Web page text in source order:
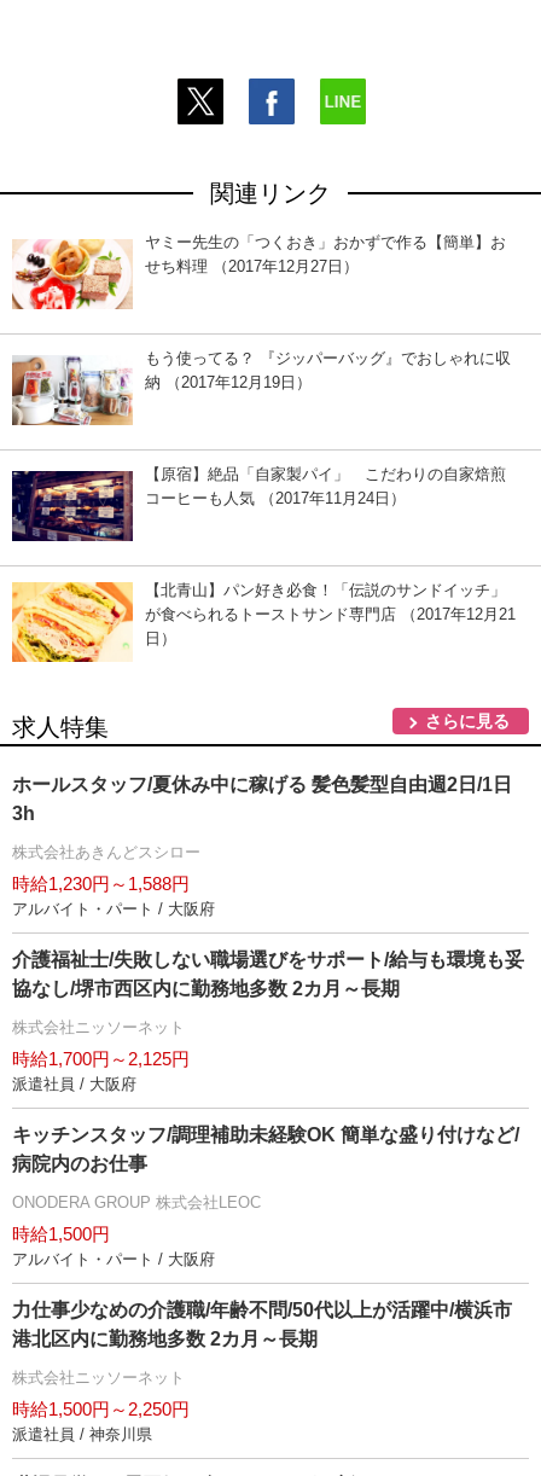
関連リンク
ヤミー先生の「つくおき」おかずで作る【簡単】お
せち料理 （2017年12月27日）
もう使ってる？ 『ジッパーバッグ』でおしゃれに収
納 （2017年12月19日）
【原宿】絶品「自家製パイ」 こだわりの自家焙煎
コーヒーも人気 （2017年11月24日）
【北青山】パン好き必食！「伝説のサンドイッチ」
が食べられるトーストサンド専門店 （2017年12月21
日）
求人特集 さらに見る
ホールスタッフ/夏休み中に稼げる 髪色髪型自由週2日/1日
3h
株式会社あきんどスシロー
時給1,230円～1,588円
アルバイト・パート / 大阪府
介護福祉士/失敗しない職場選びをサポート/給与も環境も妥
協なし/堺市西区内に勤務地多数 2カ月～長期
株式会社ニッソーネット
時給1,700円～2,125円
派遣社員 / 大阪府
キッチンスタッフ/調理補助未経験OK 簡単な盛り付けなど/
病院内のお仕事
ONODERA GROUP 株式会社LEOC
時給1,500円
アルバイト・パート / 大阪府
力仕事少なめの介護職/年齢不問/50代以上が活躍中/横浜市
港北区内に勤務地多数 2カ月～長期
株式会社ニッソーネット
時給1,500円～2,250円
派遣社員 / 神奈川県